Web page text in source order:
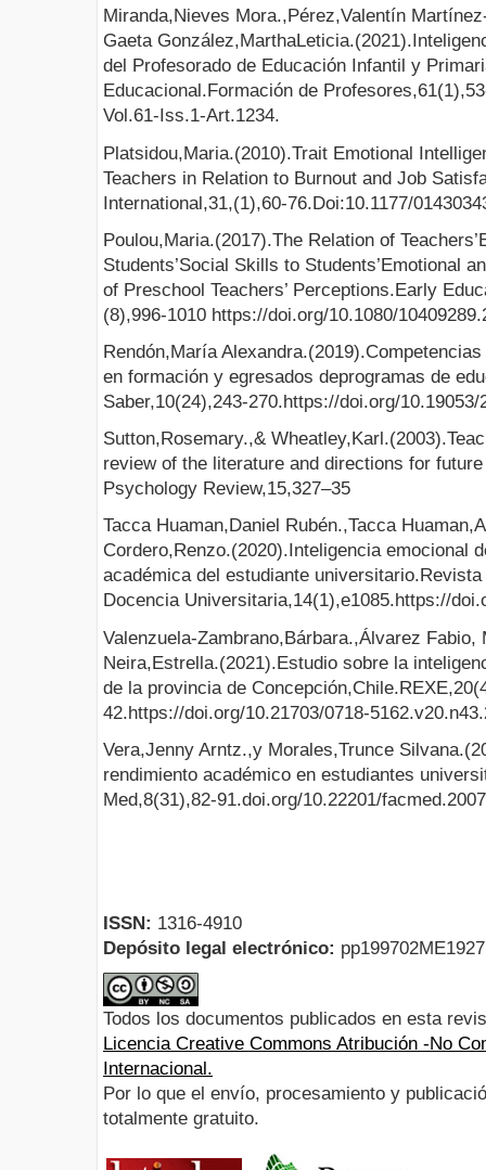
Miranda,Nieves Mora.,Pérez,Valentín
Gaeta
del Profesorado de Educación Infantil y
Educacional.Formación de
Vol.61-Iss.1-Art.1234.
Platsidou,Maria.(2010).Trait Emotional
Teachers in Relation to Burnout and Job
International,31,(1),60-76.Doi:10.1177/
Poulou,Maria.(2017).The Relation of
Students’Social Skills to Students’Emotional
of Preschool Teachers’ Perceptions.Early
(8),996-1010 https://doi.org/10.1080/
Rendón,María
en formación y egresados deprogramas de
Saber,10(24),243-270.https://doi.org/
Sutton,Rosemary.,&
review of the literature and directions for
Psychology Review,15,327–35
Tacca Huaman,Daniel Rubén.,Tacca
Cordero,Renzo.(2020).Inteligencia emocional
académica del estudiante
Docencia Universitaria,14(1),e1085.https://
Valenzuela-Zambrano,Bárbara.,Álvarez Fabio,
Neira,Estrella.(2021).Estudio sobre la
de la provincia de
42.https://doi.org/10.21703/0718-
Vera,Jenny Arntz.,y Morales,Trunce
rendimiento académico en estudiantes
Med,8(31),82-91.doi.org/10.22201/
ISSN: 1316-4910
Depósito legal electrónico:
Todos los documentos publicados en esta
Licencia Creative Commons Atribución -No
Internacional.
Por lo que el envío, procesamiento y
totalmente gratuito.